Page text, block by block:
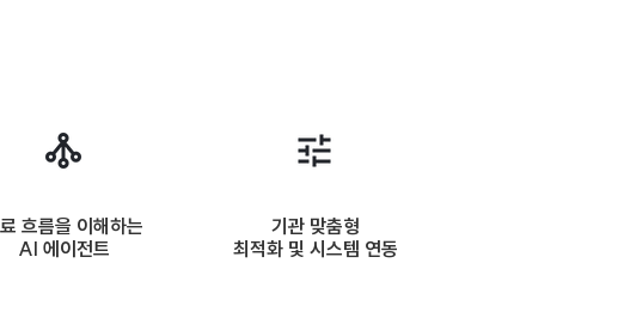
흐름을 이해하는
AI 에이전트
기관 맞춤형
최적화 및 시스템 연동